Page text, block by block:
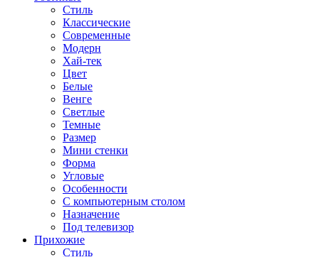
Стиль
Классические
Современные
Модерн
Хай-тек
Цвет
Белые
Венге
Светлые
Темные
Размер
Мини стенки
Форма
Угловые
Особенности
С компьютерным столом
Назначение
Под телевизор
Прихожие
Стиль